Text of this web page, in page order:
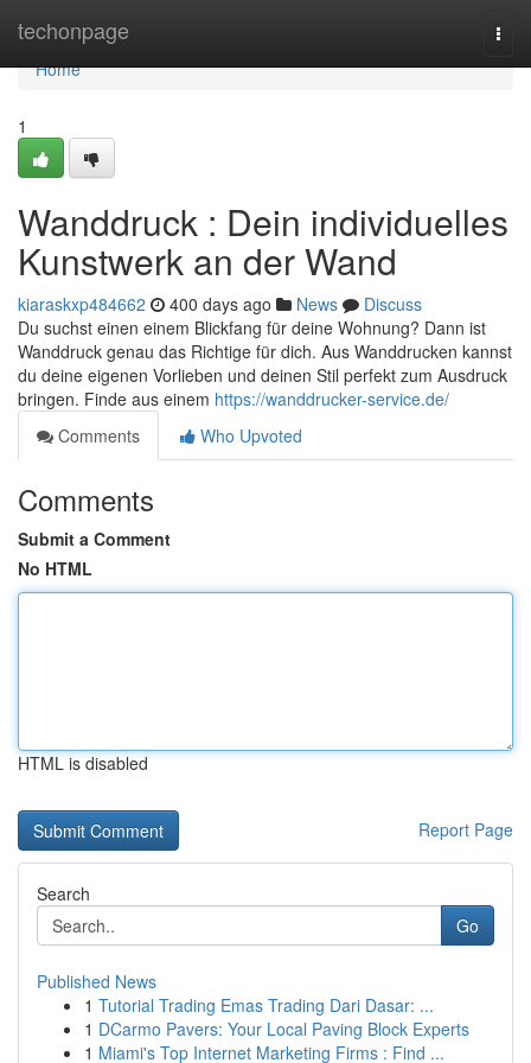
techonpage
Home
Home
1
Wanddruck : Dein individuelles
Kunstwerk an der Wand
kiaraskxp484662 400 days ago News
Discuss
Du suchst einen einem Blickfang für deine Wohnung? Dann ist
Wanddruck genau das Richtige für dich. Aus Wanddrucken kannst
du deine eigenen Vorlieben und deinen Stil perfekt zum Ausdruck
bringen. Finde aus einem https://wanddrucker-service.de/
Comments
Who Upvoted
Comments
Submit a Comment
No HTML
HTML is disabled
Report Page
Search
Go
Published News
1 Tutorial Trading Emas Trading Dari Dasar: ...
1 DCarmo Pavers: Your Local Paving Block Experts
1 Miami's Top Internet Marketing Firms : Find ...